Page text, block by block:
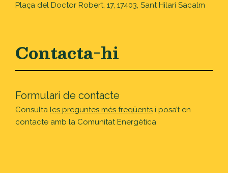
Plaça del Doctor Robert, 17, 17403, Sant Hilari Sacalm
Contacta-hi
Formulari de contacte
Consulta les preguntes més freqüents i posa’t en
contacte amb la Comunitat Energètica